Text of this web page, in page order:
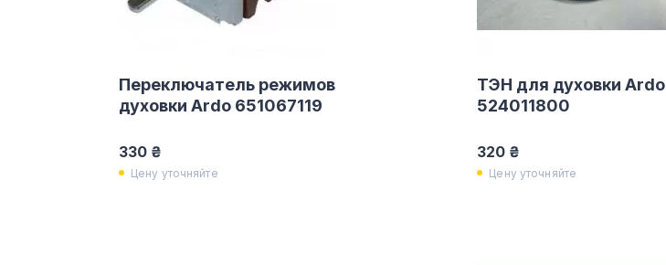
Переключатель режимов
духовки Ardo 651067119
330 ₴
Цену уточняйте
ТЭН для духовки Ardo
524011800
320 ₴
Цену уточняйте